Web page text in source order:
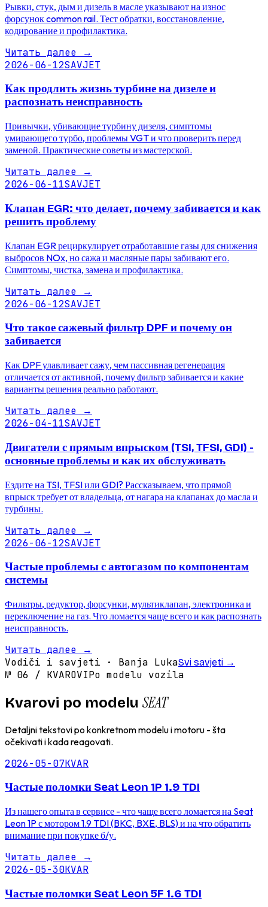
Рывки, стук, дым и дизель в масле указывают на износ
форсунок common rail. Тест обратки, восстановление,
кодирование и профилактика.
Читать далее →
2026-06-12SAVJET
Как продлить жизнь турбине на дизеле и
распознать неисправность
Привычки, убивающие турбину дизеля, симптомы
умирающего турбо, проблемы VGT и что проверить перед
заменой. Практические советы из мастерской.
Читать далее →
2026-06-11SAVJET
Клапан EGR: что делает, почему забивается и как
решить проблему
Клапан EGR рециркулирует отработавшие газы для снижения
выбросов NOx, но сажа и масляные пары забивают его.
Симптомы, чистка, замена и профилактика.
Читать далее →
2026-06-12SAVJET
Что такое сажевый фильтр DPF и почему он
забивается
Как DPF улавливает сажу, чем пассивная регенерация
отличается от активной, почему фильтр забивается и какие
варианты решения реально работают.
Читать далее →
2026-04-11SAVJET
Двигатели с прямым впрыском (TSI, TFSI, GDI) -
основные проблемы и как их обслуживать
Ездите на TSI, TFSI или GDI? Рассказываем, что прямой
впрыск требует от владельца, от нагара на клапанах до масла и
турбины.
Читать далее →
2026-06-12SAVJET
Частые проблемы с автогазом по компонентам
системы
Фильтры, редуктор, форсунки, мультиклапан, электроника и
переключение на газ. Что ломается чаще всего и как распознать
неисправность.
Читать далее →
Vodiči i savjeti · Banja LukaSvi savjeti →
№ 06 / KVAROVIPo modelu vozila
Kvarovi po modelu SEAT
Detaljni tekstovi po konkretnom modelu i motoru - šta
očekivati i kada reagovati.
2026-05-07KVAR
Частые поломки Seat Leon 1P 1.9 TDI
Из нашего опыта в сервисе - что чаще всего ломается на Seat
Leon 1P с мотором 1.9 TDI (BKC, BXE, BLS) и на что обратить
внимание при покупке б/у.
Читать далее →
2026-05-30KVAR
Частые поломки Seat Leon 5F 1.6 TDI